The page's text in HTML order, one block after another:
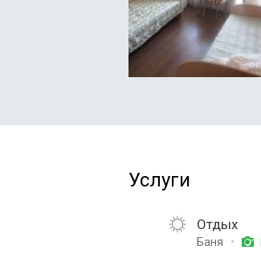
Услуги
Отдых
Баня